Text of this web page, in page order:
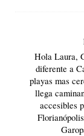
Hola Laura,
diferente a
playas mas
llega
accesibles